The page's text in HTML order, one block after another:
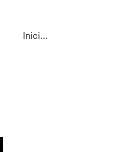
Iniciar sesión